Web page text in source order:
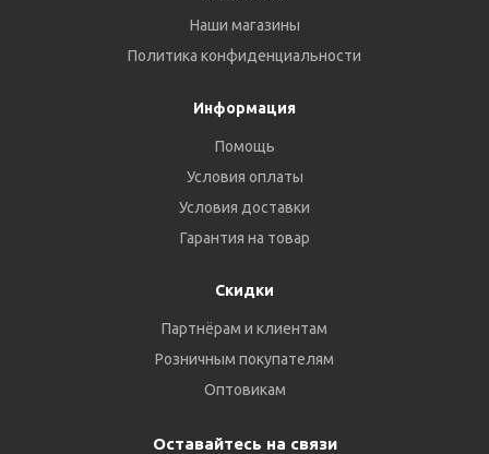
Наши магазины
Политика конфиденциальности
Информация
Помощь
Условия оплаты
Условия доставки
Гарантия на товар
Скидки
Партнёрам и клиентам
Розничным покупателям
Оптовикам
Оставайтесь на связи